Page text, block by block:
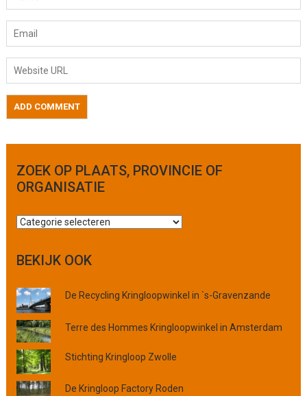
ZOEK OP PLAATS, PROVINCIE OF
ORGANISATIE
Z
k
p
p
l
a
a
t
s
BEKIJK OOK
De Recycling Kringloopwinkel in `s-Gravenzande
Terre des Hommes Kringloopwinkel in Amsterdam
Stichting Kringloop Zwolle
De Kringloop Factory Roden